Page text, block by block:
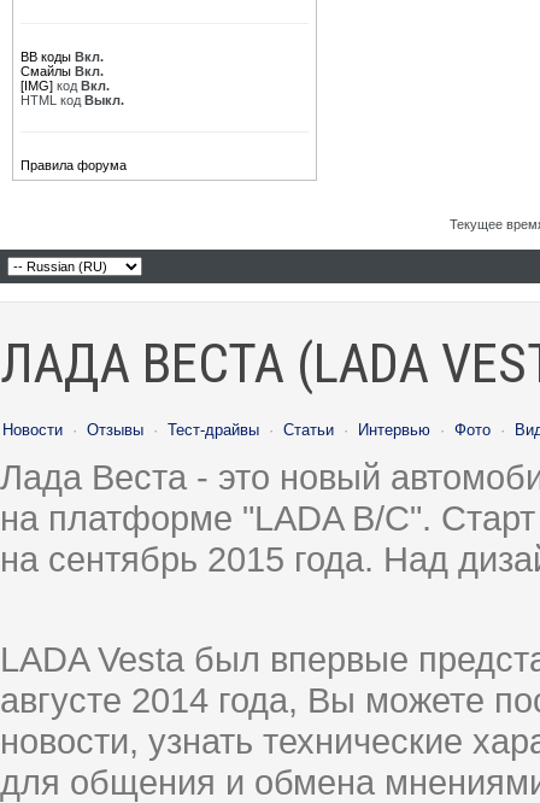
BB коды Вкл.
Смайлы Вкл.
[IMG] код Вкл.
HTML код Выкл.
Правила форума
Текущее
ЛАДА ВЕСТА (LADA
Новости · Отзывы · Тест-драйвы · Статьи · Интервью · Фото ·
Лада Веста - это новый
на платформе "LADA B/C".
на сентябрь 2015 года. Над
LADA Vesta был впервые
августе 2014 года, Вы можете
новости, узнать технические
для общения и обмена